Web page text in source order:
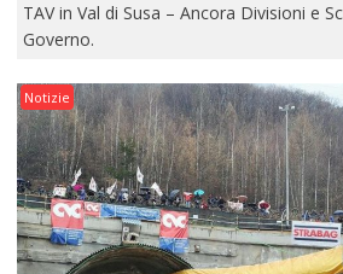
TAV in Val di Susa – Ancora Divisioni e
Governo.
Notizie